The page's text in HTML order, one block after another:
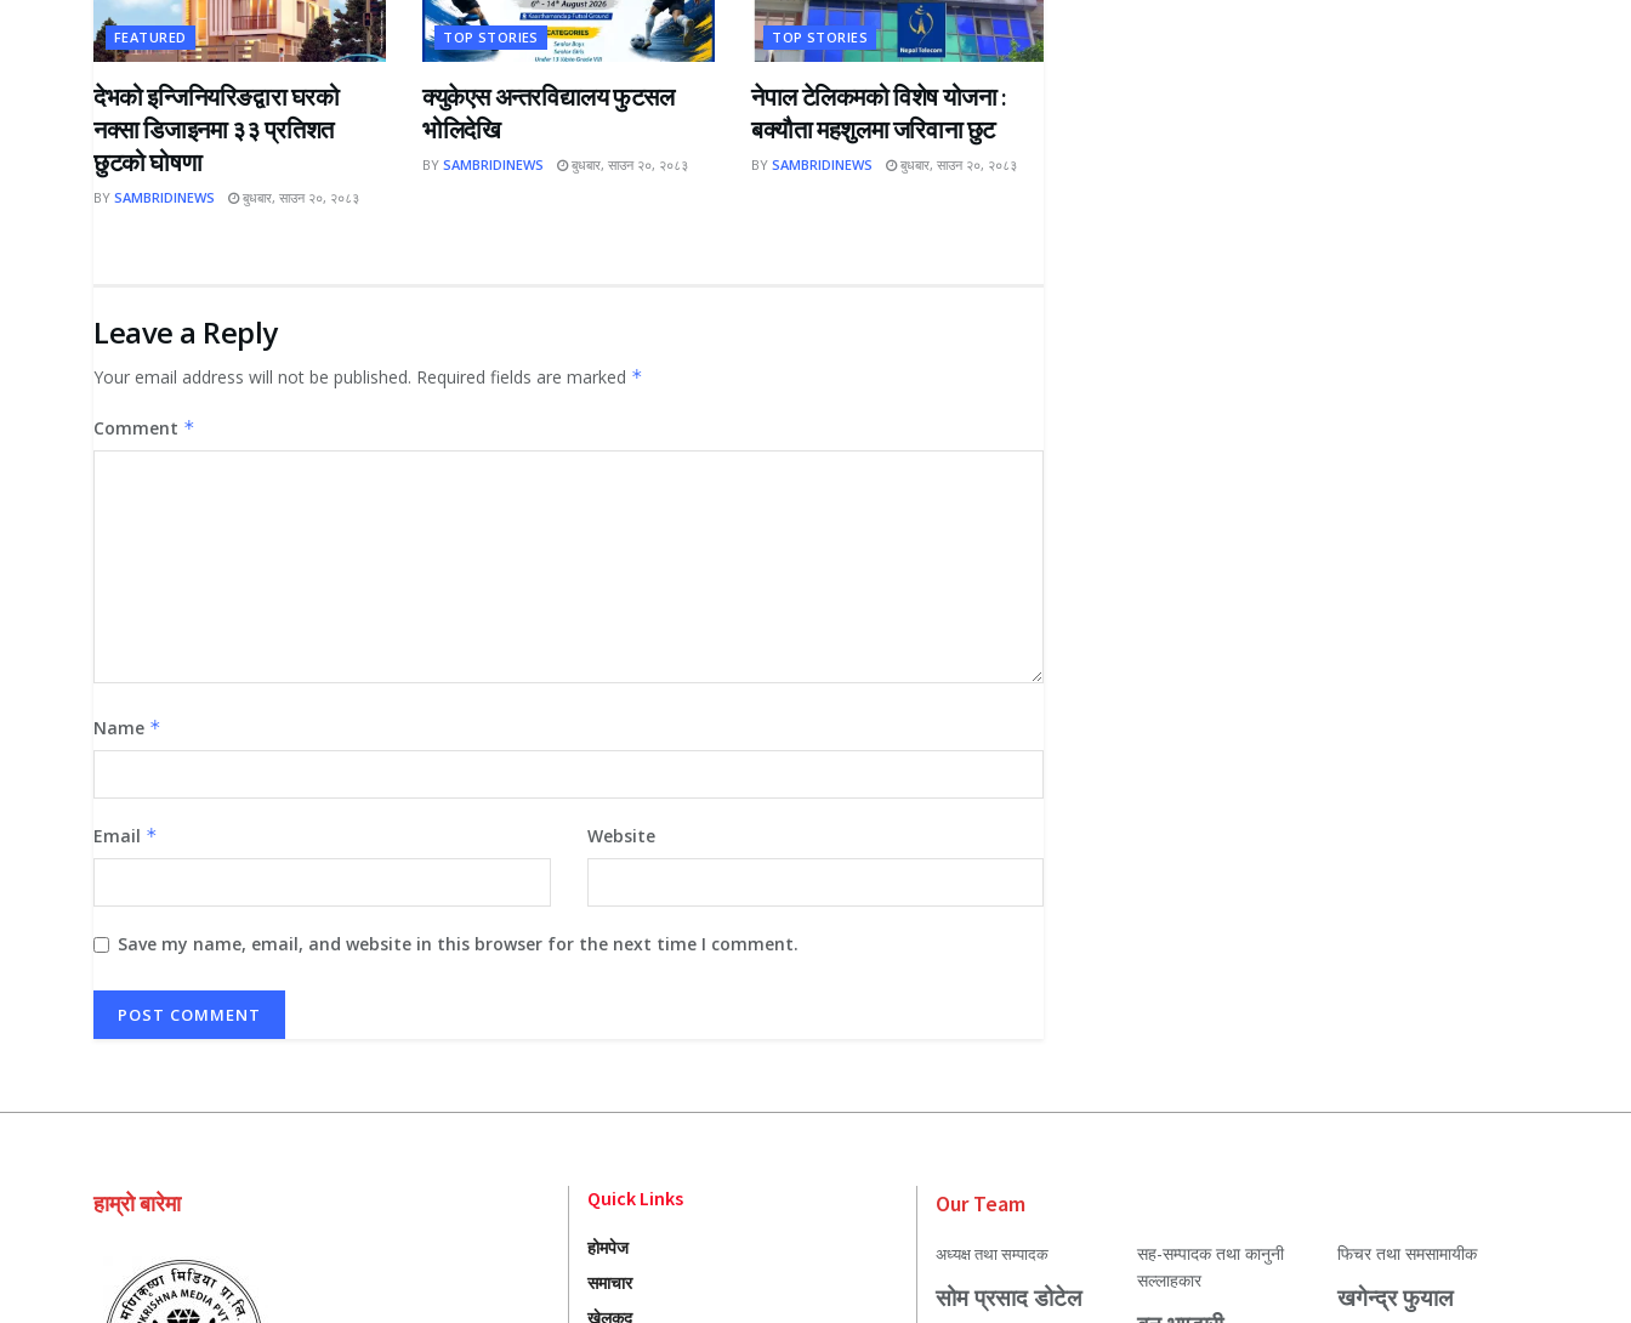
FEATURED
देभको इन्जिनियरिङद्वारा घरको
नक्सा डिजाइनमा ३३ प्रतिशत
छुटको घोषणा
BY SAMBRIDINEWS बुधबार, साउन २०, २०८३
TOP STORIES
क्युकेएस अन्तरविद्यालय फुटसल
भोलिदेखि
BY SAMBRIDINEWS बुधबार, साउन २०, २०८३
TOP STORIES
नेपाल टेलिकमको विशेष योजना :
बक्यौता महशुलमा जरिवाना छुट
BY SAMBRIDINEWS बुधबार, साउन २०, २०८३
Leave a Reply
Your email address will not be published. Required fields are marked *
Comment *
Name *
Email * Website
Save my name, email, and website in this browser for the next time I comment.
हाम्रो बारेमा Quick Links
होमपेज
समाचार
खेलकुद
Our Team
अध्यक्ष तथा सम्पादक
सोम प्रसाद डोटेल
सह-सम्पादक तथा कानुनी
सल्लाहकार
फिचर तथा समसामायीक
खगेन्द्र फुयाल